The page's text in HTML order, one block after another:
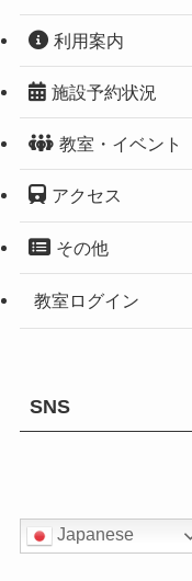
利用案内
施設予約状況
教室・イベント
アクセス
その他
教室ログイン
SNS
Japanese